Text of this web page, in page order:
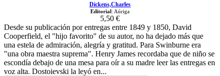
Dickens,Charles
Editorial: Aúriga
5,50 €
Desde su publicación por entregas entre 1849 y 1850, David
Cooperfield, el "hijo favorito" de su autor, no ha dejado más que
una estela de admiración, alegría y gratitud. Para Swinburne era
"una obra maestra suprema". Henry James recordaba que de niño se
escondía debajo de una mesa para oír a su madre leer las entregas en
voz alta. Dostoievski la leyó en...